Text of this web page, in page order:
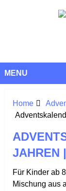
MENU
Home
JAHREN
Für Kinder ab
Mischung aus